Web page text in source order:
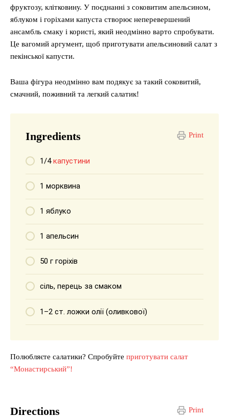
фруктозу, клітковину. У поєднанні з соковитим апельсином,
яблуком і горіхами капуста створює неперевершений
ансамбль смаку і користі, який неодмінно варто спробувати.
Це вагомий аргумент, щоб приготувати апельсиновий салат з
пекінської капусти.
Ваша фігура неодмінно вам подякує за такий соковитий,
смачний, поживний та легкий салатик!
Print
Ingredients
1/4капустини
1 морквина
1 яблуко
1 апельсин
50 г горіхів
сіль, перець за смаком
1–2 ст. ложки олії (оливкової)
Полюбляєте салатики? Спробуйте приготувати салат
“Монастирський”!
Print
Directions